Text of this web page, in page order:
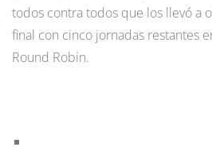
todos contra todos que los llevó a
final con cinco jornadas restantes
Round Robin.